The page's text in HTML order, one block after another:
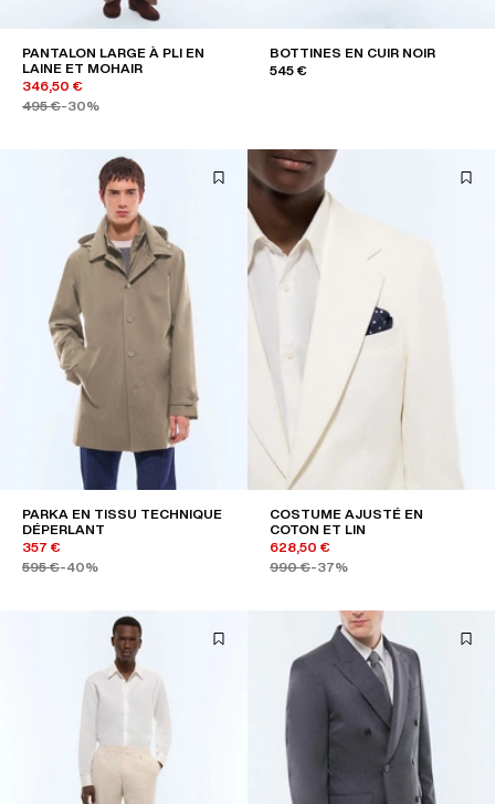
PANTALON LARGE À PLI EN
LAINE ET MOHAIR
346,50 €
495 €-30%
BOTTINES EN CUIR NOIR
545 €
PARKA EN TISSU TECHNIQUE
DÉPERLANT
357 €
595 €-40%
COSTUME AJUSTÉ EN
COTON ET LIN
628,50 €
990 €-37%